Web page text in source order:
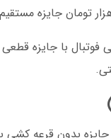
فوتبال با جایزه